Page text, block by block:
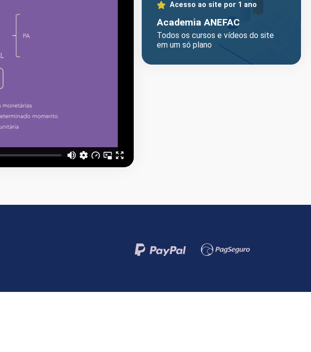
Acesso ao site por 1 ano
Academia ANEFAC
Todos os cursos e vídeos do site
em um só plano